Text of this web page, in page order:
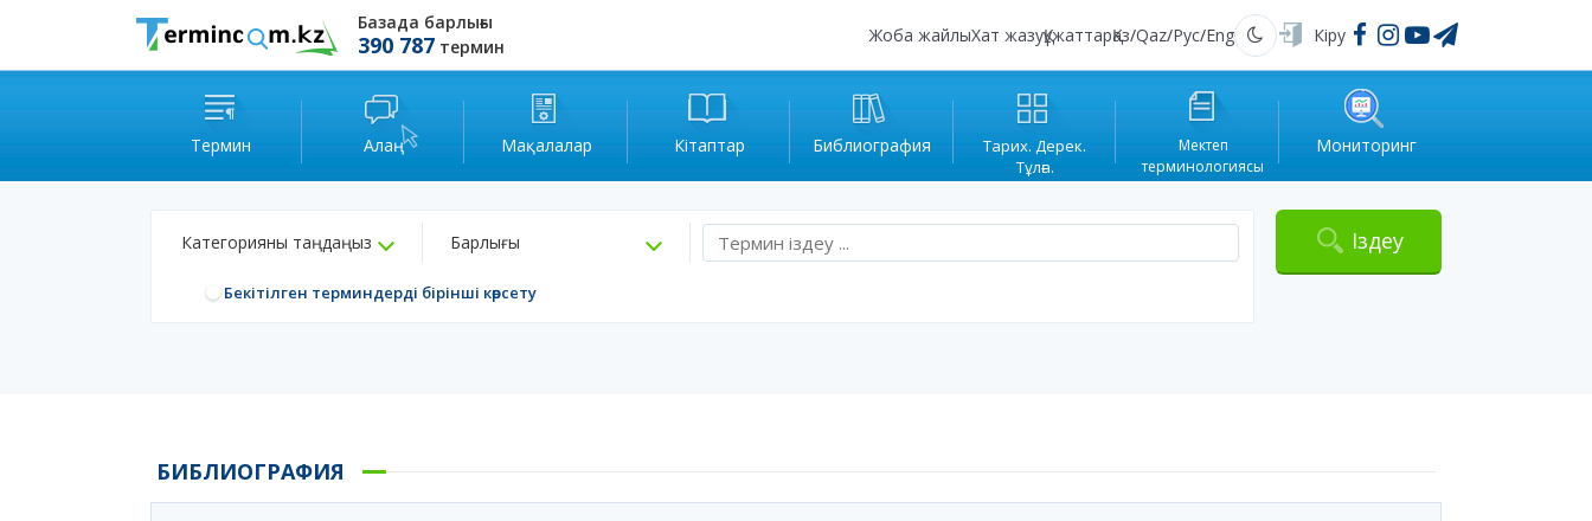
Базада барлығы
390 787 термин
Жоба жайлыХат жазуҚұжаттарҚаз/Qaz/Рус/Eng Қараңғы Кіру
Термин Алаң Мақалалар Кітаптар Библиография
Тарих. Дерек.
Тұлға.
Мектеп
терминологиясы
Мониторинг
Категорияны таңдаңыз Барлығы
Бекітілген терминдерді бірінші көрсету
Іздеу
БИБЛИОГРАФИЯ